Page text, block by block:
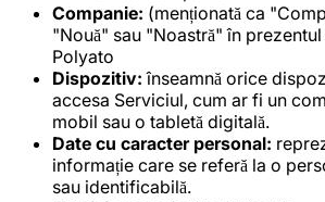
Companie: (menționată ca
"Nouă" sau "Noastră" în
Polyato
Dispozitiv: înseamnă orice
accesa Serviciul, cum ar fi un
mobil sau o tabletă digitală.
Date cu caracter personal:
informație care se referă la o
sau identificabilă.